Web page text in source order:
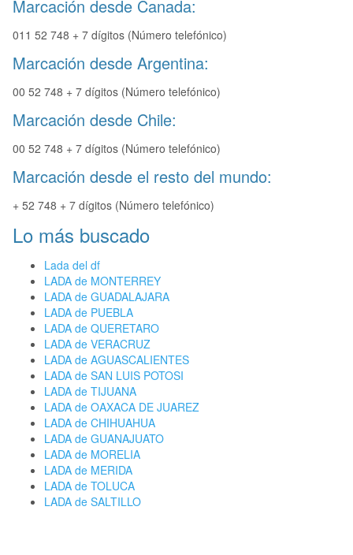
Marcación desde Canada:
011 52 748 + 7 dígitos (Número telefónico)
Marcación desde Argentina:
00 52 748 + 7 dígitos (Número telefónico)
Marcación desde Chile:
00 52 748 + 7 dígitos (Número telefónico)
Marcación desde el resto del mundo:
+ 52 748 + 7 dígitos (Número telefónico)
Lo más buscado
Lada del df
LADA de MONTERREY
LADA de GUADALAJARA
LADA de PUEBLA
LADA de QUERETARO
LADA de VERACRUZ
LADA de AGUASCALIENTES
LADA de SAN LUIS POTOSI
LADA de TIJUANA
LADA de OAXACA DE JUAREZ
LADA de CHIHUAHUA
LADA de GUANAJUATO
LADA de MORELIA
LADA de MERIDA
LADA de TOLUCA
LADA de SALTILLO